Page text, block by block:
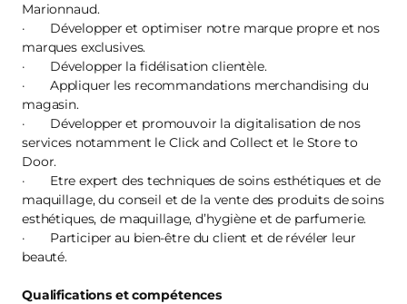
Marionnaud.
· Développer et optimiser notre marque propre et nos
marques exclusives.
· Développer la fidélisation clientèle.
· Appliquer les recommandations merchandising du
magasin.
· Développer et promouvoir la digitalisation de nos
services notamment le Click and Collect et le Store to
Door.
· Etre expert des techniques de soins esthétiques et de
maquillage, du conseil et de la vente des produits de soins
esthétiques, de maquillage, d’hygiène et de parfumerie.
· Participer au bien-être du client et de révéler leur
beauté.
Qualifications et compétences